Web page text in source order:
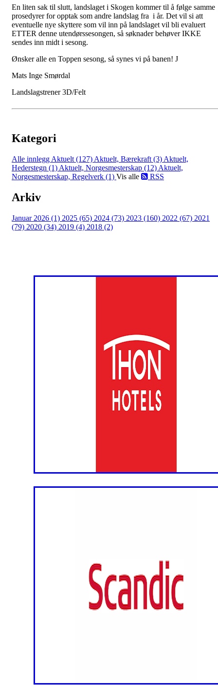
En liten sak til slutt, landslaget i Skogen kommer til å følge samme
prosedyrer for opptak som andre landslag fra i år. Det vil si att
eventuelle nye skyttere som vil inn på landslaget vil bli evaluert
ETTER denne utendørssesongen, så søknader behøver IKKE
sendes inn midt i sesong.
Ønsker alle en Toppen sesong, så synes vi på banen! J
Mats Inge Smørdal
Landslagstrener 3D/Felt
Kategori
Alle innlegg Aktuelt (127) Aktuelt, Bærekraft (3) Aktuelt,
Hederstegn (1) Aktuelt, Norgesmesterskap (12) Aktuelt,
Norgesmesterskap, Regelverk (1) Vis alle RSS
Arkiv
Januar 2026 (1) 2025 (65) 2024 (73) 2023 (160) 2022 (67) 2021
(79) 2020 (34) 2019 (4) 2018 (2)